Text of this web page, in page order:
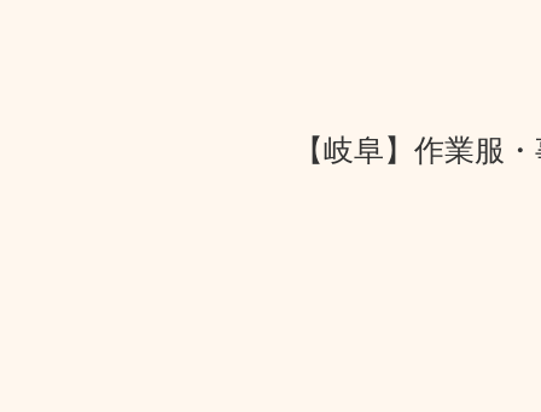
【岐阜】作業服